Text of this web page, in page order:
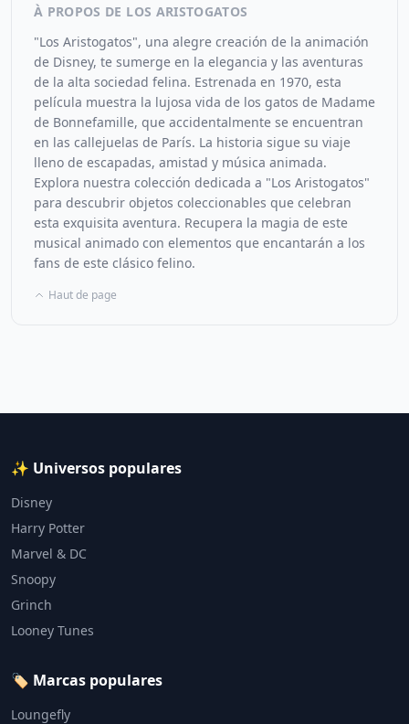
À PROPOS DE LOS ARISTOGATOS
"Los Aristogatos", una alegre creación de la animación
de Disney, te sumerge en la elegancia y las aventuras
de la alta sociedad felina. Estrenada en 1970, esta
película muestra la lujosa vida de los gatos de Madame
de Bonnefamille, que accidentalmente se encuentran
en las callejuelas de París. La historia sigue su viaje
lleno de escapadas, amistad y música animada.
Explora nuestra colección dedicada a "Los Aristogatos"
para descubrir objetos coleccionables que celebran
esta exquisita aventura. Recupera la magia de este
musical animado con elementos que encantarán a los
fans de este clásico felino.
Haut de page
✨ Universos populares
Disney
Harry Potter
Marvel & DC
Snoopy
Grinch
Looney Tunes
🏷️ Marcas populares
Loungefly